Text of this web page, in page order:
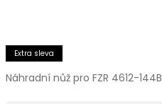
Extra sleva
Náhradní nůž pro FZR 4612-144B